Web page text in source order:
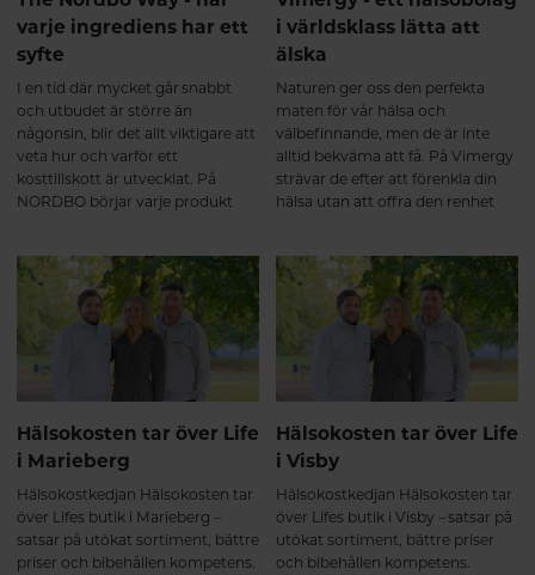
varje ingrediens har ett
syfte
I en tid där mycket går snabbt
och utbudet är större än
någonsin, blir det allt viktigare att
veta hur och varför ett
kosttillskott är utvecklat. På
NORDBO börjar varje produkt
ingredienserna samverkar och
varje detalj fyller en funktion. Det
är grunden i The Nordbo Way –
ett arbetssätt som genomsyrar
allt från råvaruval till färdig
i världsklass lätta att
älska
Naturen ger oss den perfekta
maten för vår hälsa och
välbefinnande, men de är inte
alltid bekväma att få. På Vimergy
strävar de efter att förenkla din
hälsa utan att offra den renhet
kosttillskott av högsta kvalitet i
en lättanvänd pulver-, kapsel-
och flytande form. Alltid 100%
Vegan & Paleo Friendly.
Hälsokosten tar över Life
i Marieberg
Hälsokostkedjan Hälsokosten tar
över Lifes butik i Marieberg –
satsar på utökat sortiment, bättre
priser och bibehållen kompetens.
Hälsokosten tar över Life
i Visby
Hälsokostkedjan Hälsokosten tar
över Lifes butik i Visby – satsar på
utökat sortiment, bättre priser
och bibehållen kompetens.